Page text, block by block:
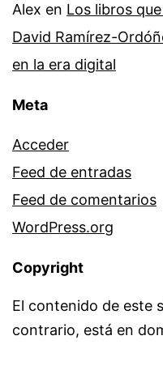
Alex en Los libros
David Ramírez-
en la era digital
Meta
Acceder
Feed de entradas
Feed de comentarios
WordPress.org
Copyright
El contenido de este
contrario, está en